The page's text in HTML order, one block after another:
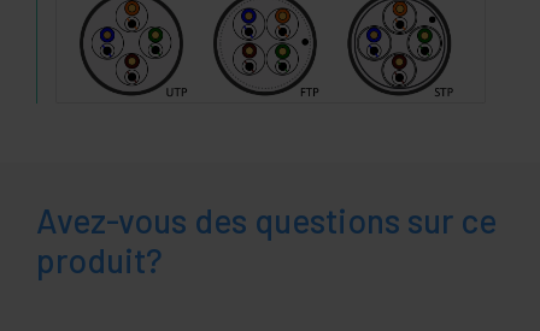
Avez-vous des questions sur ce
produit?